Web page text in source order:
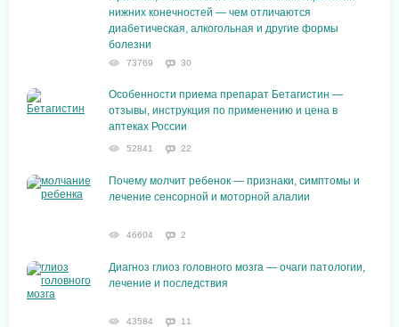
нижних конечностей — чем отличаются
диабетическая, алкогольная и другие формы
болезни
73769 30
Особенности приема препарат Бетагистин —
отзывы, инструкция по применению и цена в
аптеках России
52841 22
Почему молчит ребенок — признаки, симптомы и
лечение сенсорной и моторной алалии
46604 2
Диагноз глиоз головного мозга — очаги патологии,
лечение и последствия
43584 11